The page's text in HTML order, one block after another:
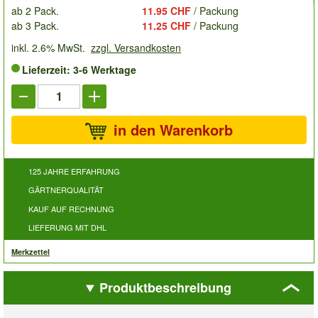
ab 2 Pack. 11.95 CHF / Packung
ab 3 Pack.
11.25 CHF / Packung
inkl. 2.6% MwSt. zzgl. Versandkosten
Lieferzeit: 3-6 Werktage
in den Warenkorb
125 JAHRE ERFAHRUNG
GÄRTNERQUALITÄT
KAUF AUF RECHNUNG
LIEFERUNG MIT DHL
Merkzettel
Produktbeschreibung